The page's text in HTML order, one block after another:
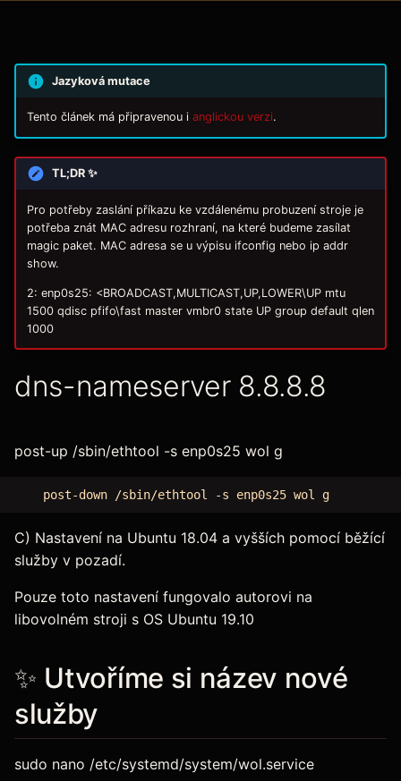
Jazyková mutace
Tento článek má připravenou i anglickou verzi.
TL;DR ✨
Pro potřeby zaslání příkazu ke vzdálenému probuzení stroje je
potřeba znát MAC adresu rozhraní, na které budeme zasílat
magic paket. MAC adresa se u výpisu ifconfig nebo ip addr
show.
2: enp0s25: <BROADCAST,MULTICAST,UP,LOWER\UP mtu
1500 qdisc pfifo\fast master vmbr0 state UP group default qlen
1000
dns-nameserver 8.8.8.8
post-up /sbin/ethtool -s enp0s25 wol g
C) Nastavení na Ubuntu 18.04 a vyšších pomocí běžící
služby v pozadí.
Pouze toto nastavení fungovalo autorovi na
libovolném stroji s OS Ubuntu 19.10
✨ Utvoříme si název nové
služby
sudo nano /etc/systemd/system/wol.service